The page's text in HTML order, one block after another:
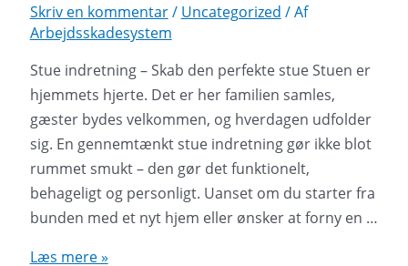
Skriv en kommentar/ Uncategorized / Af
Arbejdsskadesystem
Stue indretning – Skab den perfekte stue Stuen er
hjemmets hjerte. Det er her familien samles,
gæster bydes velkommen, og hverdagen udfolder
sig. En gennemtænkt stue indretning gør ikke blot
rummet smukt – den gør det funktionelt,
behageligt og personligt. Uanset om du starter fra
bunden med et nyt hjem eller ønsker at forny en …
Stue
Læs mere »